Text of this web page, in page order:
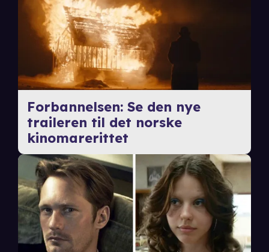
Forbannelsen: Se den nye
traileren til det norske
kinomarerittet